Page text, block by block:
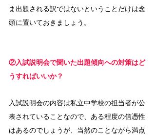
ま出題される訳ではないということだけは念
頭に置いておきましょう。
②入試説明会で聞いた出題傾向への対策はど
うすればいいか？
入試説明会の内容は私立中学校の担当者が公
表されていることなので、ある程度の信憑性
はあるのでしょうが、当然のことながら満点